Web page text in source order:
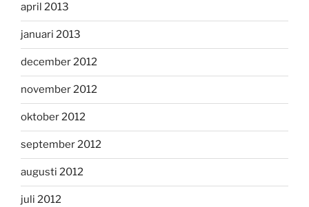
april 2013
januari 2013
december 2012
november 2012
oktober 2012
september 2012
augusti 2012
juli 2012